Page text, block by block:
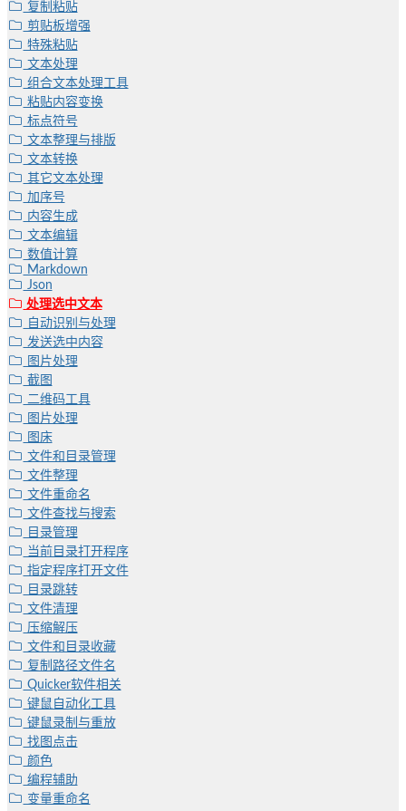
复制粘贴
剪贴板增强
特殊粘贴
文本处理
组合文本处理工具
粘贴内容变换
标点符号
文本整理与排版
文本转换
其它文本处理
加序号
内容生成
文本编辑
数值计算
Markdown
Json
处理选中文本
自动识别与处理
发送选中内容
图片处理
截图
二维码工具
图片处理
图床
文件和目录管理
文件整理
文件重命名
文件查找与搜索
目录管理
当前目录打开程序
指定程序打开文件
目录跳转
文件清理
压缩解压
文件和目录收藏
复制路径文件名
Quicker软件相关
键鼠自动化工具
键鼠录制与重放
找图点击
颜色
编程辅助
变量重命名